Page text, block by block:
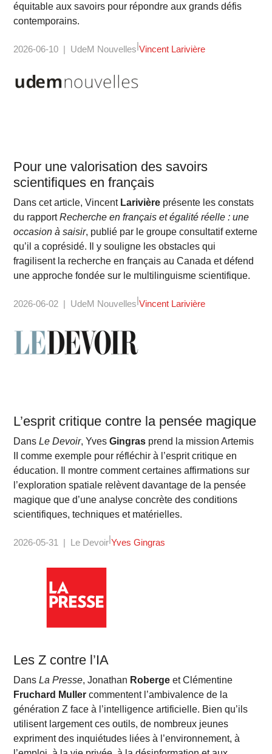
équitable aux savoirs pour répondre aux grands défis
contemporains.
2026-06-10 UdeM Nouvelles Vincent Larivière
Pour une valorisation des savoirs
scientifiques en français
Dans cet article, Vincent Larivière présente les constats
du rapportRecherche en français et égalité réelle : une
occasion à saisir, publié par le groupe consultatif externe
qu’il a coprésidé. Il y souligne les obstacles qui
fragilisent la recherche en français au Canada et défend
une approche fondée sur le multilinguisme scientifique.
2026-06-02 UdeM Nouvelles Vincent Larivière
L’esprit critique contre la pensée magique
DansLe Devoir, YvesGingras prend la mission Artemis
II comme exemple pour réfléchir à l’esprit critique en
éducation. Il montre comment certaines affirmations sur
l’exploration spatiale relèvent davantage de la pensée
magique que d’une analyse concrète des conditions
scientifiques, techniques et matérielles.
2026-05-31 Le Devoir Yves Gingras
Les Z contre l’IA
DansLa Presse, Jonathan Roberge et Clémentine
Fruchard Muller commentent l’ambivalence de la
génération Z face à l’intelligence artificielle. Bien qu’ils
utilisent largement ces outils, de nombreux jeunes
expriment des inquiétudes liées à l’environnement, à